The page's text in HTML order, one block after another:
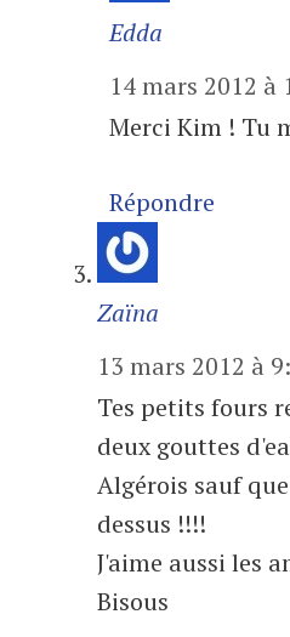
Edda
14 mars 2012 à
Merci Kim ! Tu
Répondre
Zaïna
13 mars 2012 à
Tes petits fours
deux gouttes
Algérois sauf
dessus !!!!
J'aime aussi les
Bisous